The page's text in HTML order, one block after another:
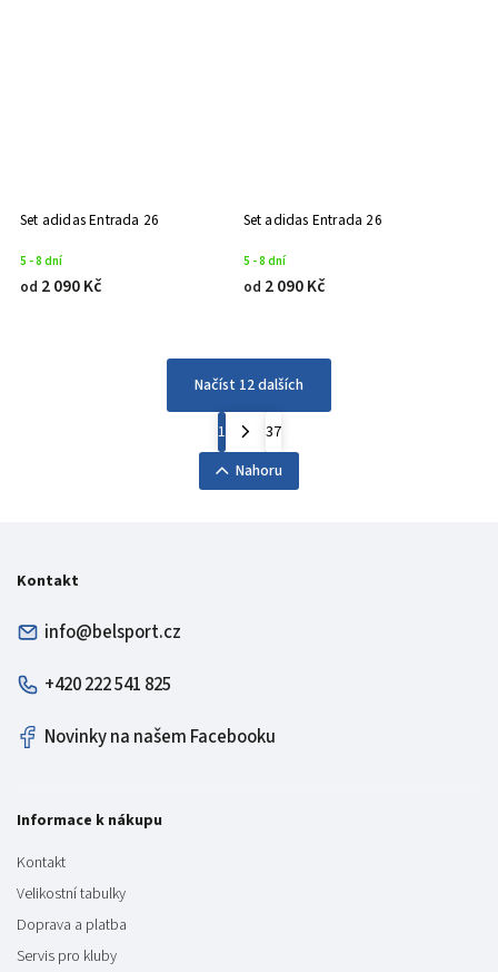
Set adidas Entrada 26
5 - 8 dní
od 2 090 Kč
Set adidas Entrada 26
5 - 8 dní
od 2 090 Kč
Načíst 12 dalších
1
37
Nahoru
Kontakt
info@belsport.cz
+420 222 541 825
Novinky na našem Facebooku
Informace k nákupu
Kontakt
Velikostní tabulky
Doprava a platba
Servis pro kluby